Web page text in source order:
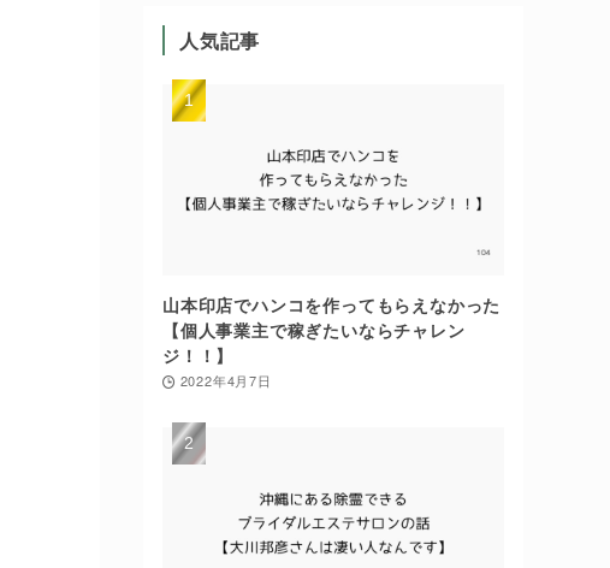
人気記事
山本印店でハンコを作ってもらえなかった
【個人事業主で稼ぎたいならチャレン
ジ！！】
2022年4月7日